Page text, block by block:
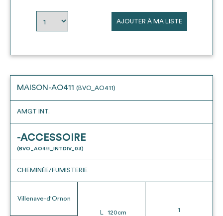
AJOUTER À MA LISTE
MAISON-AO411 (BVO_AO411)
AMGT INT.
-ACCESSOIRE
(BVO_AO411_INTDIV_03)
CHEMINÉE/FUMISTERIE
Villenave-d'Ornon
L 120cm
1